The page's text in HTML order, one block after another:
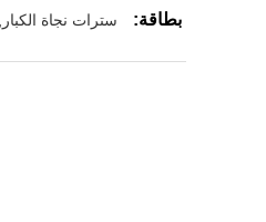
بطاقة: سترات نجاة الكبار